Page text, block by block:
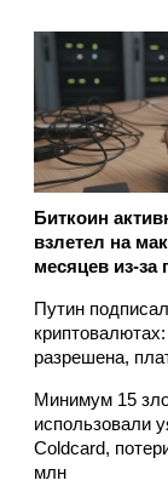
Биткоин
взлетел на
месяцев из-за
Путин
криптовалютах:
разрешена,
Минимум 15
использовали
Coldcard,
млн